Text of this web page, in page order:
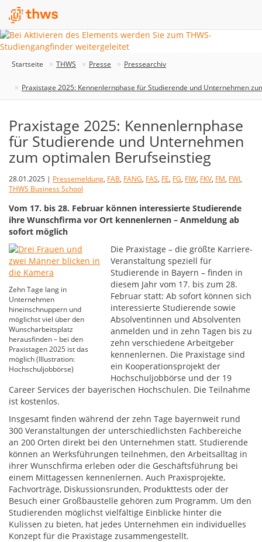
Startseite THWS Presse Pressearchiv
Praxistage 2025: Kennenlernphase für Studierende und Unternehmen
Praxistage 2025: Kennenlernphase
für Studierende und Unternehmen
zum optimalen Berufseinstieg
28.01.2025 | Pressemeldung, FAB, FANG, FAS, FE, FG, FIW, FKV, FM, FWI,
THWS Business School
Vom 17. bis 28. Februar können interessierte Studierende
ihre Wunschfirma vor Ort kennenlernen – Anmeldung ab
sofort möglich
Zehn Tage lang in
Unternehmen
hineinschnuppern und
möglichst viel über den
Wunscharbeitsplatz
herausfinden – bei den
Praxistagen 2025 ist das
möglich (Illustration:
Hochschuljobbörse)
Die Praxistage – die größte Karriere-
Veranstaltung speziell für
Studierende in Bayern – finden in
diesem Jahr vom 17. bis zum 28.
Februar statt: Ab sofort können sich
interessierte Studierende sowie
Absolventinnen und Absolventen
anmelden und in zehn Tagen bis zu
zehn verschiedene Arbeitgeber
kennenlernen. Die Praxistage sind
ein Kooperationsprojekt der
Hochschuljobbörse und der 19
Career Services der bayerischen Hochschulen. Die Teilnahme
ist kostenlos.
Insgesamt finden während der zehn Tage bayernweit rund
300 Veranstaltungen der unterschiedlichsten Fachbereiche
an 200 Orten direkt bei den Unternehmen statt. Studierende
können an Werksführungen teilnehmen, den Arbeitsalltag in
ihrer Wunschfirma erleben oder die Geschäftsführung bei
einem Mittagessen kennenlernen. Auch Praxisprojekte,
Fachvorträge, Diskussionsrunden, Produkttests oder der
Besuch einer Großbaustelle gehören zum Programm. Um den
Studierenden möglichst vielfältige Einblicke hinter die
Kulissen zu bieten, hat jedes Unternehmen ein individuelles
Konzept für die Praxistage zusammengestellt.